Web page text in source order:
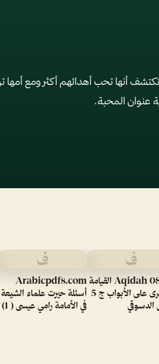
أنها تحب أهدائهم أكثر ومع أمها
عنوان المحبة.
ف
Aqidah 08103 القيامة
الصغرى على الأبواب ج 5
الدسوقي
ف
Arabicpdfs.com
أسئلة حيرت علماء الشيعة
في الأمامة رامي عيسى ( 1)